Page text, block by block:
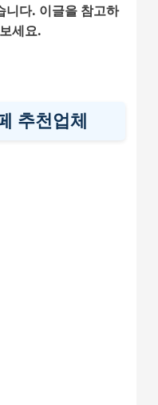
니다. 이글을 참고하
세요.
추천업체